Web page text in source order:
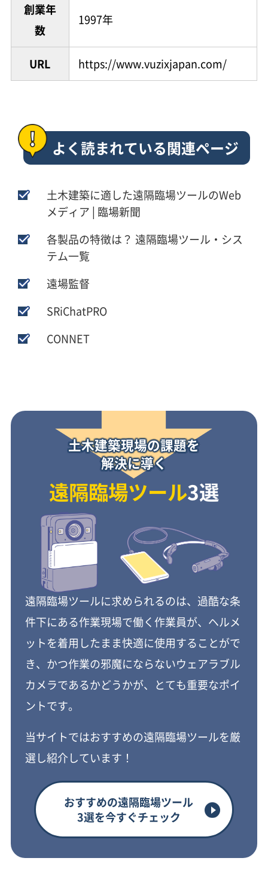
創業年
数
1997年
URL https://www.vuzixjapan.com/
よく読まれている関連ページ
土木建築に適した遠隔臨場ツールのWeb
メディア│臨場新聞
各製品の特徴は？ 遠隔臨場ツール・シス
テム一覧
遠場監督
SRiChatPRO
CONNET
土木建築現場の課題を
解決に導く
遠隔臨場ツール3選
遠隔臨場ツールに求められるのは、過酷な条
件下にある作業現場で働く作業員が、ヘルメ
ットを着用したまま快適に使用することがで
き、かつ作業の邪魔にならないウェアラブル
カメラであるかどうかが、とても重要なポイ
ントです。
当サイトではおすすめの遠隔臨場ツールを厳
選し紹介しています！
おすすめの遠隔臨場ツール
3選を今すぐチェック